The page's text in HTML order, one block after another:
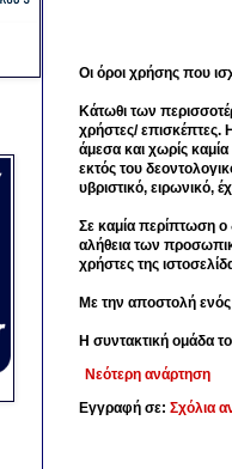
Οι όροι χρήσης που
Κάτωθι των
χρήστες/ επισκέπτες.
άμεσα και χωρίς
εκτός του
υβριστικό, ειρωνικό,
Σε καμία περίπτωση ο
αλήθεια των
χρήστες της
Με την αποστολή
Η συντακτική ομάδα
Νεότερη ανάρτηση
Εγγραφή σε: Σχόλια